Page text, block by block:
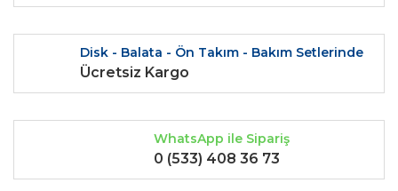
Disk - Balata - Ön Takım - Bakım Setlerinde
Ücretsiz Kargo
WhatsApp ile Sipariş
0 (533) 408 36 73